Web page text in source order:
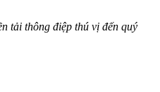
tải thông điệp thú vị đến quý